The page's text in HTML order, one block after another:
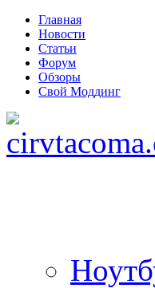
Главная
Новости
Статьи
Форум
Обзоры
Свой Моддинг